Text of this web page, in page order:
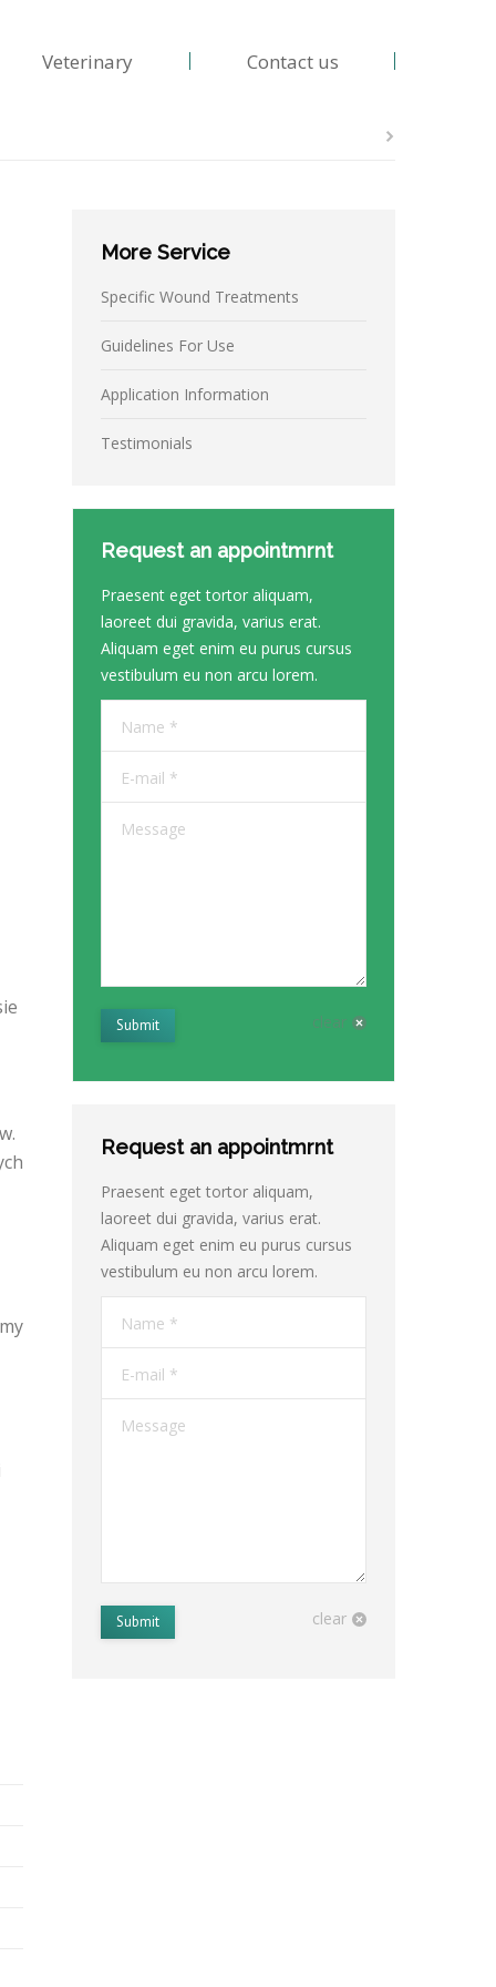
Veterinary Contact us
More Service
Specific Wound Treatments
Guidelines For Use
Application Information
Testimonials
Request an appointmrnt
Praesent eget tortor aliquam,
laoreet dui gravida, varius erat.
Aliquam eget enim eu purus cursus
vestibulum eu non arcu lorem.
Name *
E-mail *
Message
Submit clear
Request an appointmrnt
Praesent eget tortor aliquam,
laoreet dui gravida, varius erat.
Aliquam eget enim eu purus cursus
vestibulum eu non arcu lorem.
Name *
E-mail *
Message
Submit clear